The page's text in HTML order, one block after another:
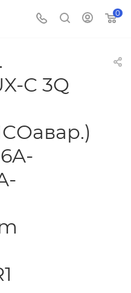
0
C 3Q